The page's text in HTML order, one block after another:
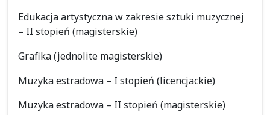
Edukacja artystyczna w zakresie sztuki muzycznej
– II stopień (magisterskie)
Grafika (jednolite magisterskie)
Muzyka estradowa – I stopień (licencjackie)
Muzyka estradowa – II stopień (magisterskie)